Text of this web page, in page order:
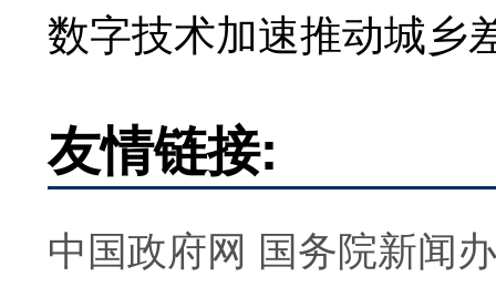
数字技术加速推动城乡
友情链接:
中国政府网 国务院新闻